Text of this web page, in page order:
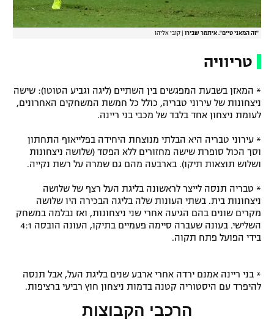
"זה המאני טיים". איתמר שבירו קובי אליהו
טריוויה
* המאזן בשבעת המפגשים בין השתיים (ליגה וגביע הטוטו): שישה
ניצחונות של עירוני טבריה, כולל כל חמשת המשחקים האחרונים,
לעומת ניצחון אחד בלבד של מכבי בני ריינה.
* עירוני טבריה היא הבלתי מנוצחת היחידה בפלייאוף התחתון
וסך הכול סופרת שישה מחזורים ללא הפסד (שלושה ניצחונות
ושלוש תוצאות תיקו). בארבעה מהם גם שמרה על רשת נקייה.
* טבריה תנסה לייצר לראשונה בליגת העל רצף של שלושה
ניצחונות בית. בשתי העונות שלה בליגה הבכירה היו שלושה
מקרים שונים בהם הגיעה אחרי שני ניצחונות, ואז נבלמה במשחק
השלישי. בעונה שעברה סיימה פעמיים בתיקו, העונה הובסה 4:1
בידי הפועל פתח תקוה.
* בני ריינה אמנם ירדה אחרי ארבע שנים בליגת העל, אבל תנסה
להיפרד עם היסטוריה קטנה בדמות ניצחון חוץ רביעי ברציפות.
הרכבי הקבוצות